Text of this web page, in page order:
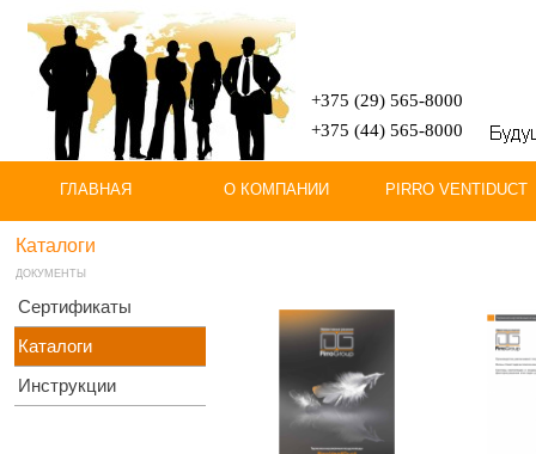
+375 (29) 565-8000
+375 (44) 565-8000
ГЛАВНАЯ О КОМПАНИИ PIRRO VENTIDUCT
Каталоги
ДОКУМЕНТЫ
Сертификаты
Каталоги
Инструкции